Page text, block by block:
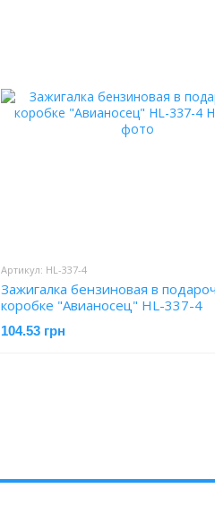
Артикул: HL-337-4
Зажигалка бензиновая в
коробке "Авианосец" HL-337-4
104.53 грн